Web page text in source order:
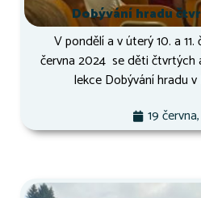
Dobývání hradu
V pondělí a v úterý 10. a 11.
června 2024 se děti čtvrtých
lekce Dobývání hradu v
19